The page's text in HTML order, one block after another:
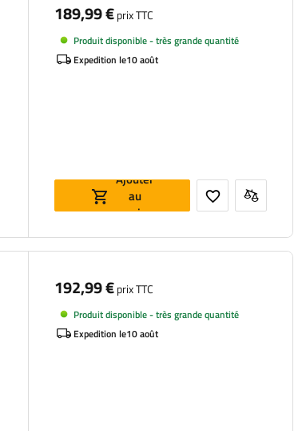
189,99 €prix TTC
Produit disponible - très grande quantité
Expedition le10 août
Ajouter
au
panier
192,99 €prix TTC
Produit disponible - très grande quantité
Expedition le10 août